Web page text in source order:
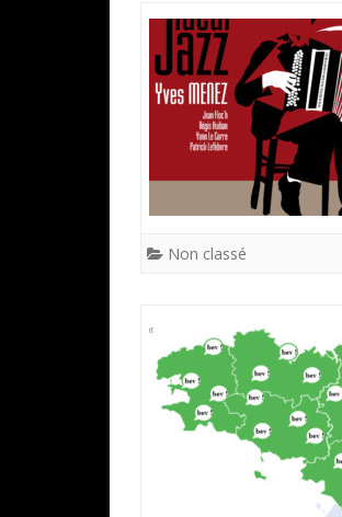
Non classé